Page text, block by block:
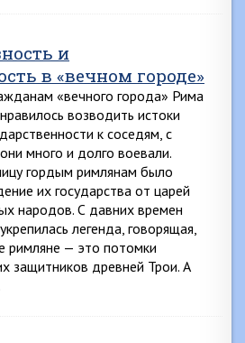
и
в «вечном городе»
«вечного города» Рима
возводить истоки
к соседям, с
много и долго воевали.
гордым римлянам было
их государства от царей
народов. С давних времен
легенда, говорящая,
римляне — это потомки
защитников древней Трои. А